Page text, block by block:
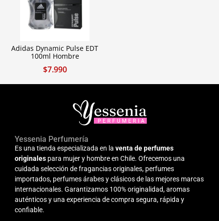
Adidas Dynamic Pulse EDT
100ml Hombre
$7.990
Yessenia Perfumería
Es una tienda especializada en la venta de perfumes
originales para mujer y hombre en Chile. Ofrecemos una
cuidada selección de fragancias originales, perfumes
importados, perfumes árabes y clásicos de las mejores marcas
internacionales. Garantizamos 100% originalidad, aromas
auténticos y una experiencia de compra segura, rápida y
confiable.